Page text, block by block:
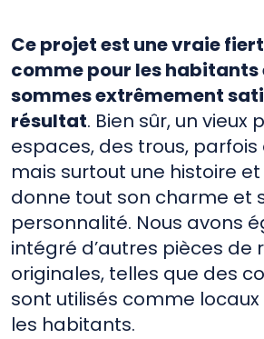
Ce projet est une vraie
comme pour les habitants
sommes extrêmement
résultat. Bien sûr, un vieux
espaces, des trous,
mais surtout une histoire et
donne tout son charme et
personnalité. Nous avons
intégré d’autres pièces de
originales, telles que des
sont utilisés comme
les habitants.